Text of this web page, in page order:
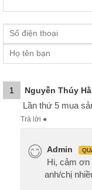
1 Nguyễn Thúy
Lần thứ 5 mua
Trả lời ●
Admin
Hi, cảm ơn
anh/chị